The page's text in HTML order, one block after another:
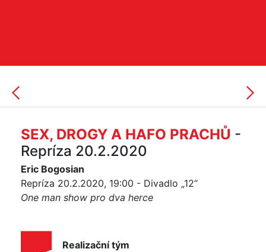
SEX, DROGY A HAFO PRACHŮ -
Repríza 20.2.2020
Eric Bogosian
Repríza 20.2.2020, 19:00 - Divadlo „12“
One man show pro dva herce
Realizační tým